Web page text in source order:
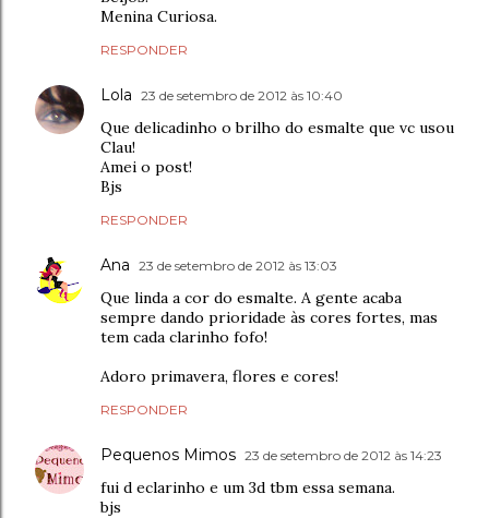
Menina Curiosa.
RESPONDER
Lola 23 de setembro de 2012 às 10:40
Que delicadinho o brilho do esmalte que vc usou
Clau!
Amei o post!
Bjs
RESPONDER
Ana 23 de setembro de 2012 às 13:03
Que linda a cor do esmalte. A gente acaba
sempre dando prioridade às cores fortes, mas
tem cada clarinho fofo!
Adoro primavera, flores e cores!
RESPONDER
Pequenos Mimos 23 de setembro de 2012 às 14:23
fui d eclarinho e um 3d tbm essa semana.
bjs